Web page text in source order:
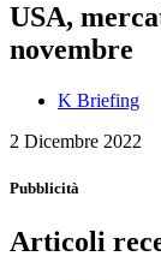
USA,
novembre
K Briefing
2 Dicembre 2022
Pubblicità
Articoli